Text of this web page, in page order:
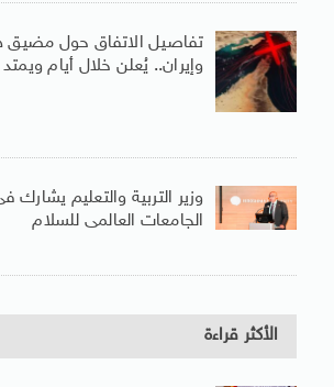
تفاصيل الاتفاق حول مضيق
وإيران.. يُعلن خلال أيام
وزير التربية والتعليم يشارك
الجامعات العالمى للسلام
الأكثر قراءة